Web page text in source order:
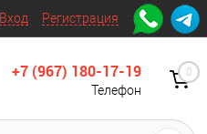
Вход Регистрация
+7 (967) 180-17-19
Телефон
0